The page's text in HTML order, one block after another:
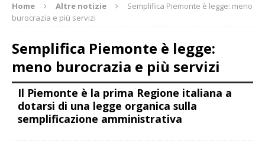
Home Altre notizie
Semplifica Piemonte è legge: meno
burocrazia e più servizi
Semplifica Piemonte è legge:
meno burocrazia e più servizi
Il Piemonte è la prima Regione italiana a
dotarsi di una legge organica sulla
semplificazione amministrativa